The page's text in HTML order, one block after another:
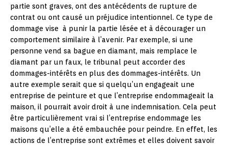
partie sont graves, ont des antécédents de rupture de
contrat ou ont causé un préjudice intentionnel. Ce type de
dommage vise à punir la partie lésée et à décourager un
comportement similaire à l’avenir. Par exemple, si une
personne vend sa bague en diamant, mais remplace le
diamant par un faux, le tribunal peut accorder des
dommages-intérêts en plus des dommages-intérêts. Un
autre exemple serait que si quelqu’un engageait une
entreprise de peinture et que l’entreprise endommageait la
maison, il pourrait avoir droit à une indemnisation. Cela peut
être particulièrement vrai si l’entreprise endommage les
maisons qu’elle a été embauchée pour peindre. En effet, les
actions de l’entreprise sont extrêmes et elles doivent savoir